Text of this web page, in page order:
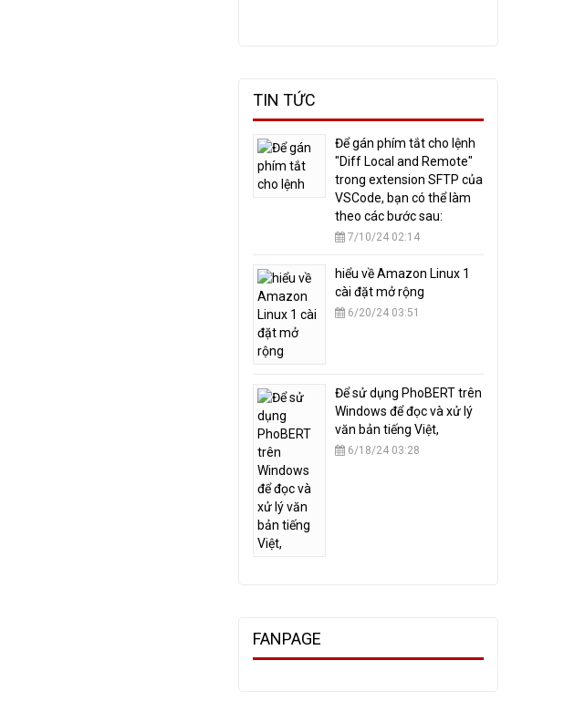
TIN TỨC
​Để gán phím tắt cho lệnh
"Diff Local and Remote"
trong extension SFTP của
VSCode, bạn có thể làm
theo các bước sau:
7/10/24 02:14
hiểu về Amazon Linux 1
cài đặt mở rộng
6/20/24 03:51
​Để sử dụng PhoBERT trên
Windows để đọc và xử lý
văn bản tiếng Việt,
6/18/24 03:28
FANPAGE